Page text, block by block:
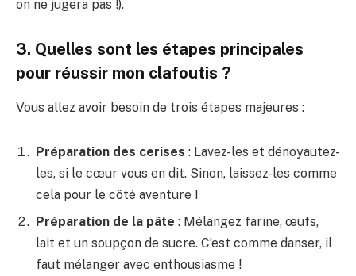
on ne jugera pas !).
3. Quelles sont les étapes principales
pour réussir mon clafoutis ?
Vous allez avoir besoin de trois étapes majeures :
Préparation des cerises : Lavez-les et dénoyautez-
les, si le cœur vous en dit. Sinon, laissez-les comme
cela pour le côté aventure !
Préparation de la pâte : Mélangez farine, œufs,
lait et un soupçon de sucre. C’est comme danser, il
faut mélanger avec enthousiasme !